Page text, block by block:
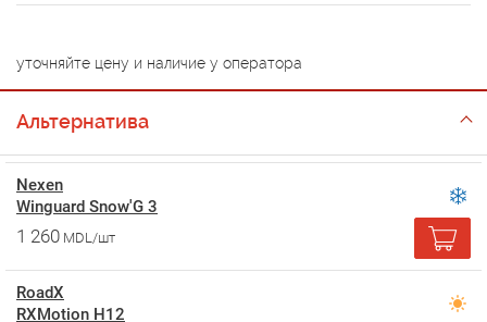
уточняйте цену и наличие у оператора
Альтернатива
Nexen
Winguard Snow'G 3
1 260 MDL/шт
RoadX
RXMotion H12